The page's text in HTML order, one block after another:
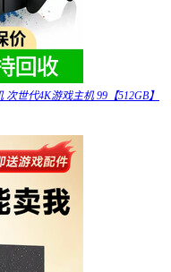
次世代4K游戏主机 99【512GB】